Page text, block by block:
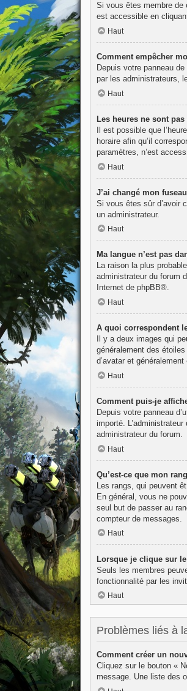
Si vous êtes membre de
est accessible en
Haut
Comment empêcher
Depuis votre panneau
par les administrateurs,
Haut
Les heures ne sont
Il est possible que
horaire afin qu’il
paramètres, n’est
Haut
J’ai changé mon
Si vous êtes sûr d’avoir
un administrateur.
Haut
Ma langue n’est pas
La raison la plus
administrateur du forum
Internet de phpBB®.
Haut
A quoi correspondent
Il y a deux images qui
généralement des
d’avatar et
Haut
Comment puis-je
Depuis votre panneau
importé.
administrateur du forum.
Haut
Qu’est-ce que mon
Les rangs, qui peuvent
En général, vous ne
seul but de passer au
compteur de messages.
Haut
Lorsque je clique sur
Seuls les membres
fonctionnalité par les
Haut
Problèmes liés à
Comment créer un
Cliquez sur le bouton «
message. Une liste des